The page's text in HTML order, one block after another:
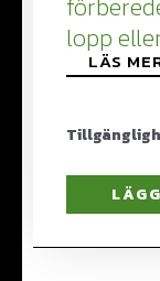
lopp
LÄS